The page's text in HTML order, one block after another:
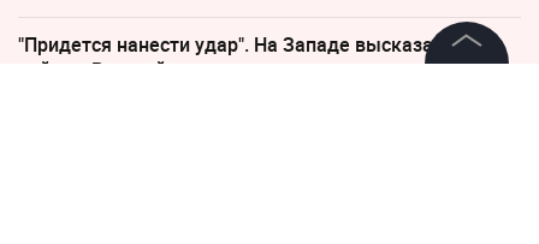
"Придется нанести удар". На Западе высказались о
войне с Россией